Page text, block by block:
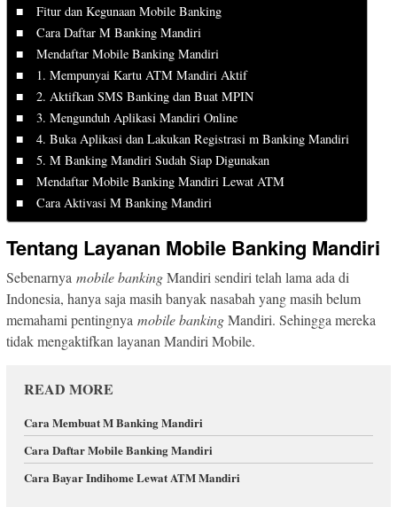
Fitur dan Kegunaan Mobile Banking
Cara Daftar M Banking Mandiri
Mendaftar Mobile Banking Mandiri
1. Mempunyai Kartu ATM Mandiri Aktif
2. Aktifkan SMS Banking dan Buat MPIN
3. Mengunduh Aplikasi Mandiri Online
4. Buka Aplikasi dan Lakukan Registrasi m Banking Mandiri
5. M Banking Mandiri Sudah Siap Digunakan
Mendaftar Mobile Banking Mandiri Lewat ATM
Cara Aktivasi M Banking Mandiri
Tentang Layanan Mobile Banking Mandiri
Sebenarnya mobile bankingMandiri sendiri telah lama ada di
Indonesia, hanya saja masih banyak nasabah yang masih belum
memahami pentingnya mobile bankingMandiri. Sehingga mereka
tidak mengaktifkan layanan Mandiri Mobile.
READ MORE
Cara Membuat M Banking Mandiri
Cara Daftar Mobile Banking Mandiri
Cara Bayar Indihome Lewat ATM Mandiri